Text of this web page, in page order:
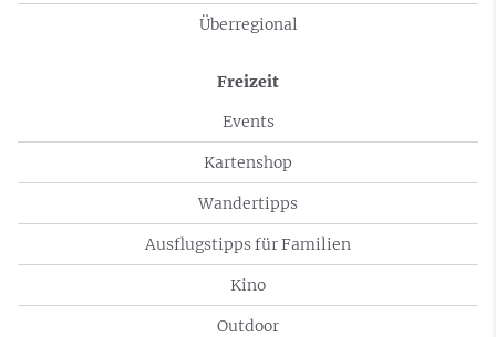
Überregional
Freizeit
Events
Kartenshop
Wandertipps
Ausflugstipps für Familien
Kino
Outdoor